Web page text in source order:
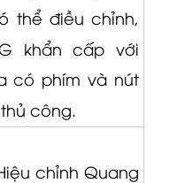
thể điều chỉnh,
khẩn cấp với
có phím và nút
công.
chỉnh Quang